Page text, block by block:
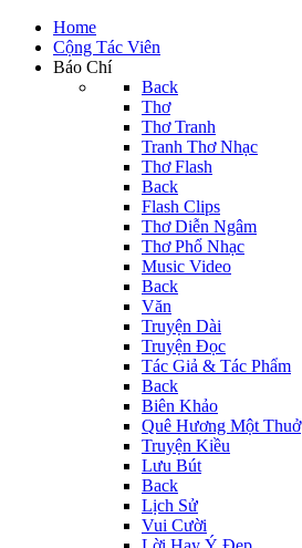
Home
Cộng Tác Viên
Báo Chí
Back
Thơ
Thơ Tranh
Tranh Thơ Nhạc
Thơ Flash
Back
Flash Clips
Thơ Diễn Ngâm
Thơ Phổ Nhạc
Music Video
Back
Văn
Truyện Dài
Truyện Đọc
Tác Giả & Tác Phẩm
Back
Biên Khảo
Quê Hương Một Thuở
Truyện Kiều
Lưu Bút
Back
Lịch Sử
Vui Cười